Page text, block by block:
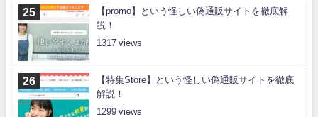
【promo】という怪しい偽通販サイトを徹底解
説！
1317
【特集Store】という怪しい偽通販サイトを徹底
解説！
1299